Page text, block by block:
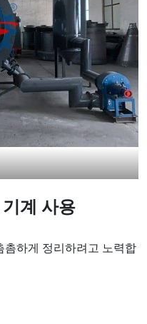
계 사용
하게 정리하려고 노력합